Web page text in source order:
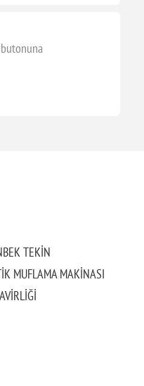
TEKİN
MUFLAMA MAKİNASI